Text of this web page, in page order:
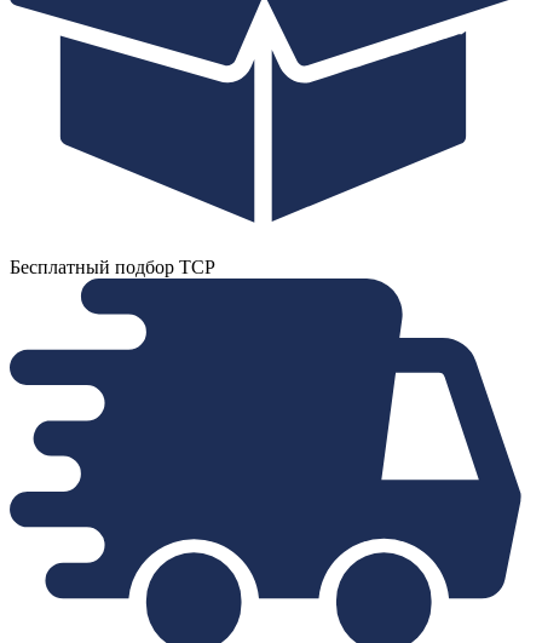
Бесплатный подбор ТСР